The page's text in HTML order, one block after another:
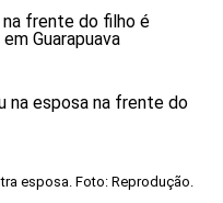
frente do filho é
Guarapuava
na esposa na frente do
esposa. Foto: Reprodução.